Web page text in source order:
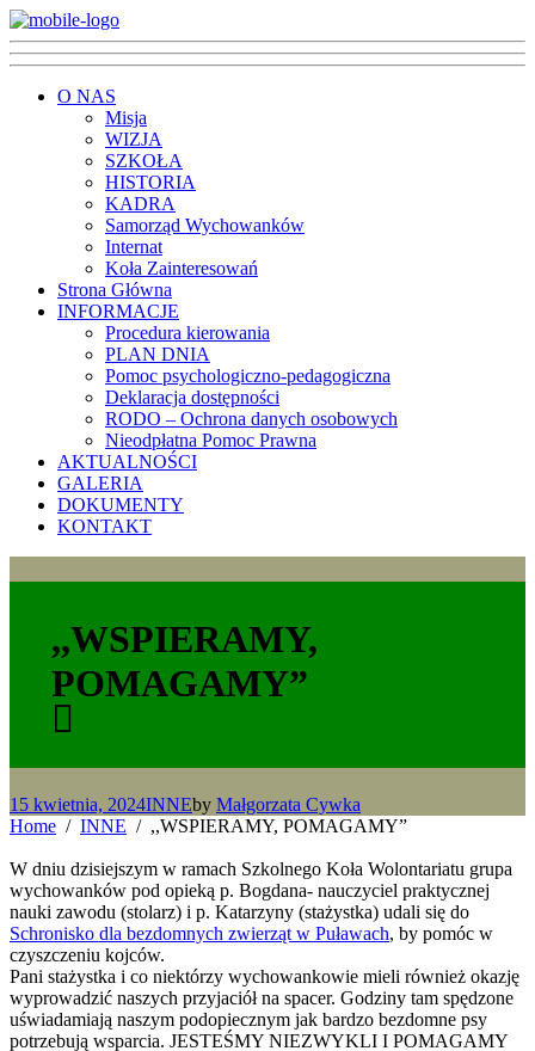
O NAS
Misja
WIZJA
SZKOŁA
HISTORIA
KADRA
Samorząd Wychowanków
Internat
Koła Zainteresowań
Strona Główna
INFORMACJE
Procedura kierowania
PLAN DNIA
Pomoc psychologiczno-pedagogiczna
Deklaracja dostępności
RODO – Ochrona danych osobowych
Nieodpłatna Pomoc Prawna
AKTUALNOŚCI
GALERIA
DOKUMENTY
KONTAKT
,,WSPIERAMY,
POMAGAMY”
15 kwietnia, 2024INNEby Małgorzata Cywka
Home
INNE ,,WSPIERAMY, POMAGAMY”
W dniu dzisiejszym w ramach Szkolnego Koła Wolontariatu grupa
wychowanków pod opieką p. Bogdana- nauczyciel praktycznej
nauki zawodu (stolarz) i p. Katarzyny (stażystka) udali się do
Schronisko dla bezdomnych zwierząt w Puławach, by pomóc w
czyszczeniu kojców.
Pani stażystka i co niektórzy wychowankowie mieli również okazję
wyprowadzić naszych przyjaciół na spacer. Godziny tam spędzone
uświadamiają naszym podopiecznym jak bardzo bezdomne psy
potrzebują wsparcia. JESTEŚMY NIEZWYKLI I POMAGAMY